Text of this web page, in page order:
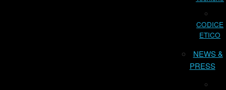
CODICE
ETICO
NEWS &
PRESS